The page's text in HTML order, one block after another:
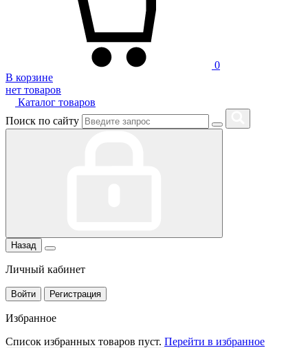
0
В корзине
нет товаров
Каталог товаров
Поиск по сайту
Назад
Личный кабинет
Войти Регистрация
Избранное
Список избранных товаров пуст. Перейти в избранное